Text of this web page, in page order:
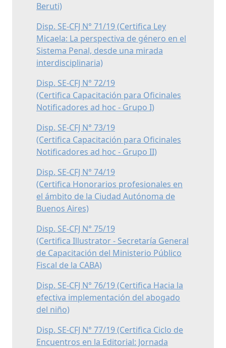
Beruti)
Disp. SE-CFJ N° 71/19 (Certifica Ley
Micaela: La perspectiva de género en el
Sistema Penal, desde una mirada
interdisciplinaria)
Disp. SE-CFJ N° 72/19
(Certifica Capacitación para Oficinales
Notificadores ad hoc - Grupo I)
Disp. SE-CFJ N° 73/19
(Certifica Capacitación para Oficinales
Notificadores ad hoc - Grupo II)
Disp. SE-CFJ N° 74/19
(Certifica Honorarios profesionales en
el ámbito de la Ciudad Autónoma de
Buenos Aires)
Disp. SE-CFJ N° 75/19
(Certifica Illustrator - Secretaría General
de Capacitación del Ministerio Público
Fiscal de la CABA)
Disp. SE-CFJ N° 76/19 (Certifica Hacia la
efectiva implementación del abogado
del niño)
Disp. SE-CFJ N° 77/19 (Certifica Ciclo de
Encuentros en la Editorial: Jornada